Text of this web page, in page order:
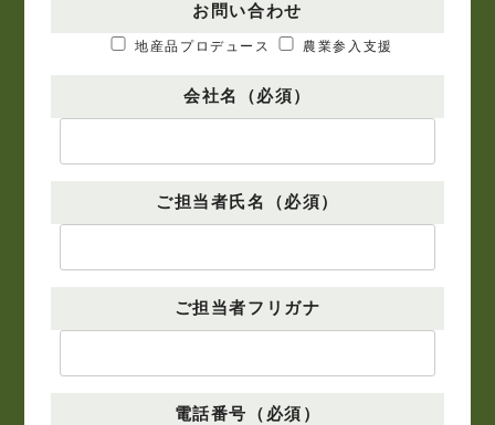
お問い合わせ
地産品プロデュース 農業参入支援
会社名（必須）
ご担当者氏名（必須）
ご担当者フリガナ
電話番号（必須）